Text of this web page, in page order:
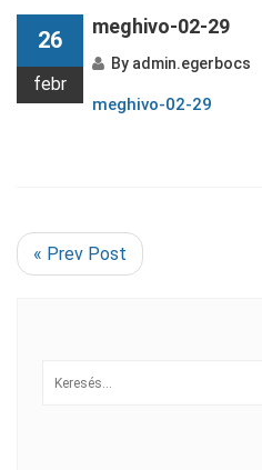
26
febr
meghivo-02-29
By admin.egerbocs
meghivo-02-29
« Prev Post